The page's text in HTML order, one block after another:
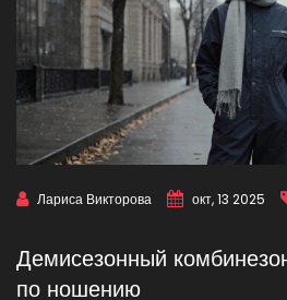
Лариса Викторова окт, 13 2025
Демисезонный
по ношению